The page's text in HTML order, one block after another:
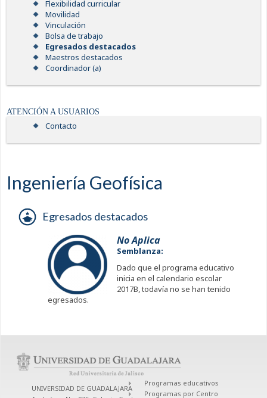
Flexibilidad curricular
Movilidad
Vinculación
Bolsa de trabajo
Egresados destacados
Maestros destacados
Coordinador (a)
ATENCIÓN A USUARIOS
Contacto
Ingeniería Geofísica
Egresados destacados
No Aplica
Semblanza:
Dado que el programa educativo
inicia en el calendario escolar
2017B, todavía no se han tenido
egresados.
UNIVERSIDAD DE GUADALAJARA
Programas educativos
Programas por Centro